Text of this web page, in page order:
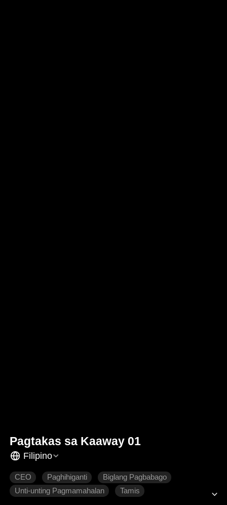
Pagtakas sa Kaaway 01
Filipino
CEO Paghihiganti
Biglang Pagbabago
Unti-unting Pagmamahalan
Tamis